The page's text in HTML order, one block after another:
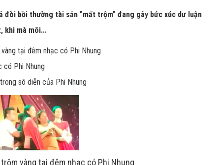
đòi bồi thường tài sản "mất trộm" đang gây bức xúc dư luận
khi mà môi...
tại đêm nhạc có Phi Nhung
có Phi Nhung
sô diễn của Phi Nhung
vàng tại đêm nhạc có Phi Nhung